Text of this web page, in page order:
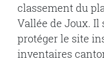
classement du
Vallée de Joux. Il
protéger le site
inventaires